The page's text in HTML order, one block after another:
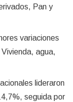
Pan y
variaciones
agua,
lideraron
seguida por